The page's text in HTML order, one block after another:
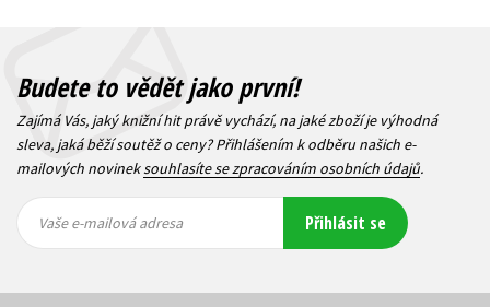
Budete to vědět jako první!
Zajímá Vás, jaký knižní hit právě vychází, na jaké zboží je výhodná
sleva, jaká běží soutěž o ceny? Přihlášením k odběru našich e-
mailových novineksouhlasíte se zpracováním osobních údajů.
mailová
mailová
Vaše e-mailová adresa Přihlásit se